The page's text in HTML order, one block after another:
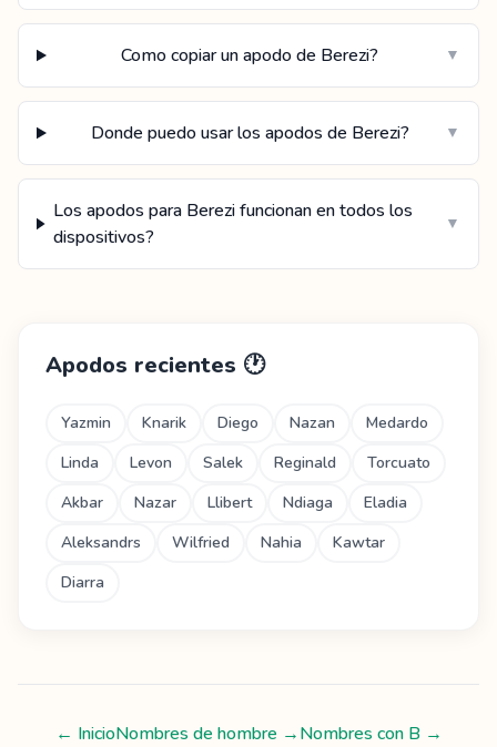
Como copiar un apodo de Berezi? ▼
Donde puedo usar los apodos de Berezi? ▼
Los apodos para Berezi funcionan en todos los
dispositivos?
▼
Apodos recientes 🕐
Yazmin Knarik Diego Nazan
Medardo
Linda
Levon Salek Reginald
Torcuato
Akbar
Nazar Llibert Ndiaga
Eladia
Aleksandrs
Wilfried Nahia
Kawtar
Diarra
← InicioNombres de hombre →Nombres con B →